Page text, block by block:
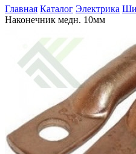
Главная Каталог Электрика
Наконечник медн. 10мм